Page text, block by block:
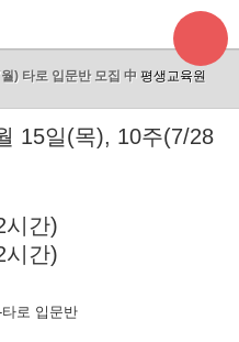
) 타로 입문반 모집 中 평생교육원
15일(목), 10주(7/28
시간)
시간)
로 입문반